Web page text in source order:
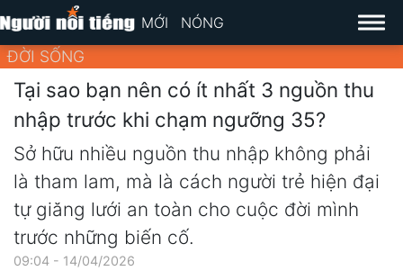
MỚI NÓNG
ĐỜI SỐNG
Tại sao bạn nên có ít nhất 3 nguồn thu
nhập trước khi chạm ngưỡng 35?
Sở hữu nhiều nguồn thu nhập không phải
là tham lam, mà là cách người trẻ hiện đại
tự giăng lưới an toàn cho cuộc đời mình
trước những biến cố.
09:04 - 14/04/2026